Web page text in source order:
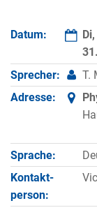
Datum:
Sprecher:
T.
Adresse:
Sprache:
Kontakt­
person: